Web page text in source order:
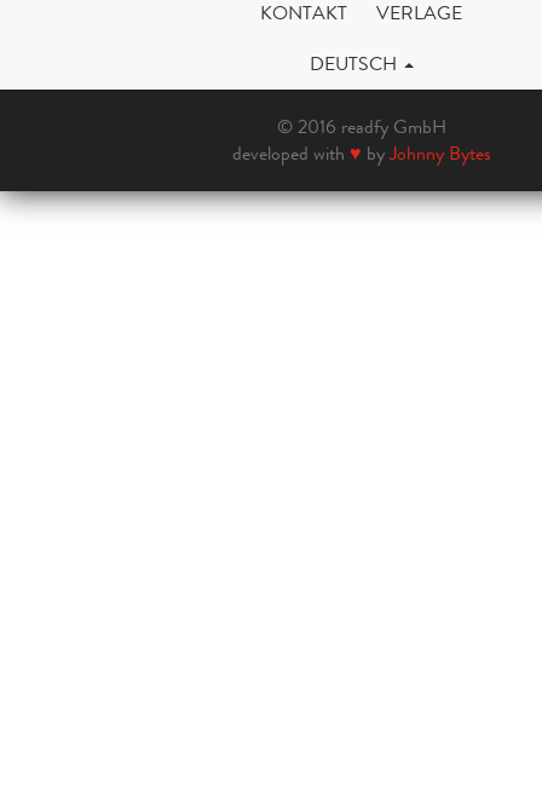
KONTAKT
VERLAGE
DEUTSCH
© 2016 readfy GmbH
developed with ♥ byJohnny Bytes